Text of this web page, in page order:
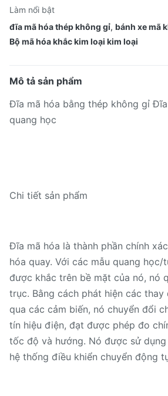
Làm nổi bật
đĩa mã hóa thép không gỉ, bánh xe mã
Bộ mã hóa khắc kim loại kim loại
Mô tả sản phẩm
Đĩa mã hóa bằng thép không gỉ
quang học
Chi tiết sản phẩm
Đĩa mã hóa là thành phần chính
hóa quay. Với các mẫu quang học/
được khắc trên bề mặt của nó, nó
trục. Bằng cách phát hiện các thay
qua các cảm biến, nó chuyển đổi
tín hiệu điện, đạt được phép đo
tốc độ và hướng. Nó được sử
hệ thống điều khiển chuyển động